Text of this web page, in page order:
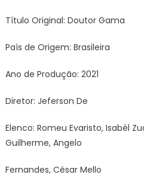
Título Original: Doutor Gama
País de Origem: Brasileira
Ano de Produção: 2021
Diretor: Jeferson De
Elenco: Romeu Evaristo, Isabél
Guilherme, Angelo
Fernandes, César Mello